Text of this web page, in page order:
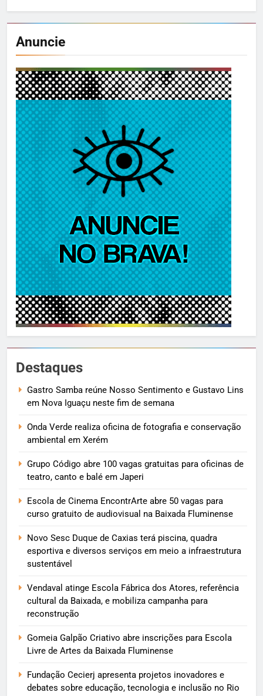
Anuncie
Destaques
Gastro Samba reúne Nosso Sentimento e Gustavo Lins
em Nova Iguaçu neste fim de semana
Onda Verde realiza oficina de fotografia e conservação
ambiental em Xerém
Grupo Código abre 100 vagas gratuitas para oficinas de
teatro, canto e balé em Japeri
Escola de Cinema EncontrArte abre 50 vagas para
curso gratuito de audiovisual na Baixada Fluminense
Novo Sesc Duque de Caxias terá piscina, quadra
esportiva e diversos serviços em meio a infraestrutura
sustentável
Vendaval atinge Escola Fábrica dos Atores, referência
cultural da Baixada, e mobiliza campanha para
reconstrução
Gomeia Galpão Criativo abre inscrições para Escola
Livre de Artes da Baixada Fluminense
Fundação Cecierj apresenta projetos inovadores e
debates sobre educação, tecnologia e inclusão no Rio